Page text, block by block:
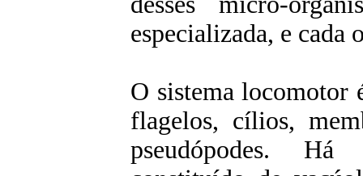
especializada, e cada
O sistema locomotor
flagelos, cílios,
pseudópodes.